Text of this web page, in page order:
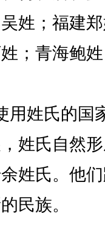
姓；福建
；青海鲍
用姓氏的国
姓氏自然
姓氏。他
民族。